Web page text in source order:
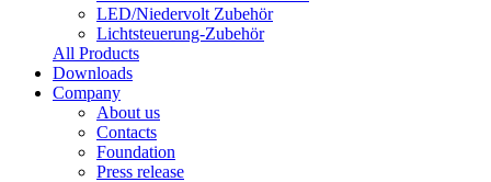
LED/Niedervolt Zubehör
Lichtsteuerung-Zubehör
All Products
Downloads
Company
About us
Contacts
Foundation
Press release